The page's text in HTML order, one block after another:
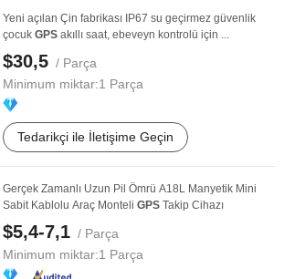
Yeni açılan Çin fabrikası IP67 su geçirmez güvenlik
çocuk GPS akıllı saat, ebeveyn kontrolü için ...
$30,5 / Parça
Minimum miktar:1 Parça
Tedarikçi ile İletişime Geçin
Gerçek Zamanlı Uzun Pil Ömrü A18L Manyetik Mini
Sabit Kablolu Araç Monteli GPS Takip Cihazı
$5,4-7,1 / Parça
Minimum miktar:1 Parça